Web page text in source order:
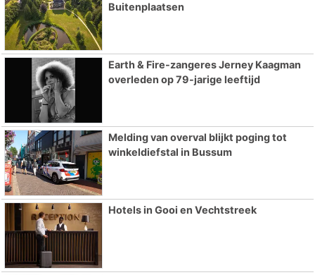
Buitenplaatsen
Earth & Fire-zangeres Jerney Kaagman
overleden op 79-jarige leeftijd
Melding van overval blijkt poging tot
winkeldiefstal in Bussum
Hotels in Gooi en Vechtstreek